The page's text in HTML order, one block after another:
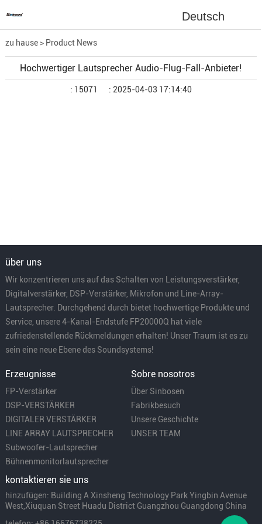
Deutsch
zu hause> Product News
Hochwertiger Lautsprecher Audio-Flug-Fall-Anbieter!
: 15071 : 2025-04-03 17:14:40
über uns
Wir konzentrieren uns auf das Schalten von Leistungsverstärker,
Digitalverstärker, DSP-Verstärker, Mikrofon und Line-Array-
Lautsprecher. Durchgehend durch bietet hochwertige Produkte und
Service, unsere 4-Kanal-Endstufe FP20000Q hat viele
zufriedenstellende Rückmeldungen erhalten! Unser Traum ist es zu
sein eine neue Ebene des Soundsystems!
Erzeugnisse
FP-Verstärker
DSP-VERSTÄRKER
DIGITALER VERSTÄRKER
LINE ARRAY LAUTSPRECHER
Subwoofer-Lautsprecher
Bühnenmonitorlautsprecher
Sobre nosotros
Über Sinbosen
Fabrikbesuch
Unsere Geschichte
UNSER TEAM
kontaktieren sie uns
hinzufügen: Building A Xinsheng Technology Park Yingbin Avenue
West,Xiuquan Street Huadu District Guangzhou Guangdong China